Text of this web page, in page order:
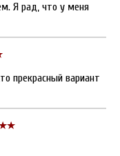
Я рад, что у меня
прекрасный вариант